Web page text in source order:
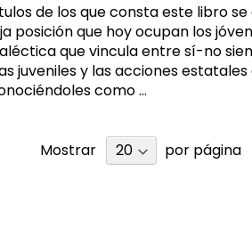
de los que consta este libro
posición que hoy ocupan los
que vincula entre sí-no
juveniles y las acciones estatales
como ...
Mostrar por página